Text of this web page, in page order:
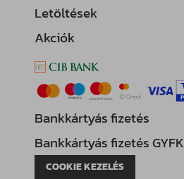
Letöltések
Akciók
Bankkártyás fizetés
Bankkártyás fizetés GYFK
COOKIE KEZELÉS